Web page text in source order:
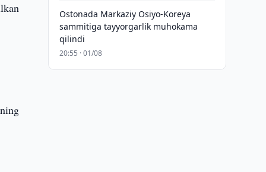
Ostonada Markaziy Osiyo-Koreya
sammitiga tayyorgarlik muhokama
qilindi
20:55 · 01/08